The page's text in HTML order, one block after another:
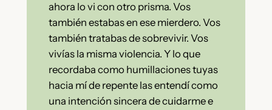
ahora lo vi con otro prisma. Vos
también estabas en ese mierdero. Vos
también tratabas de sobrevivir. Vos
vivías la misma violencia. Y lo que
recordaba como humillaciones tuyas
hacia mí de repente las entendí como
una intención sincera de cuidarme e